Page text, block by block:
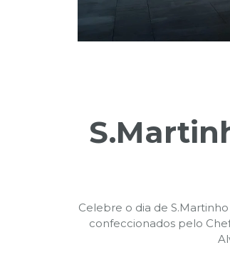
Celebre o dia de
confeccionados pelo